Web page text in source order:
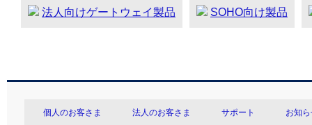
法人向けゲートウェイ製品 SOHO向け製品
個人のお客さま 法人のお客さま サポート お知